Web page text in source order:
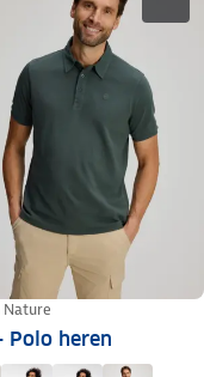
Nature
Polo heren